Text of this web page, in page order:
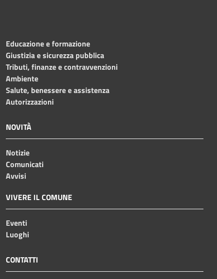
Educazione e formazione
Giustizia e sicurezza pubblica
Tributi, finanze e contravvenzioni
Ambiente
Salute, benessere e assistenza
Autorizzazioni
NOVITÀ
Notizie
Comunicati
Avvisi
VIVERE IL COMUNE
Eventi
Luoghi
CONTATTI